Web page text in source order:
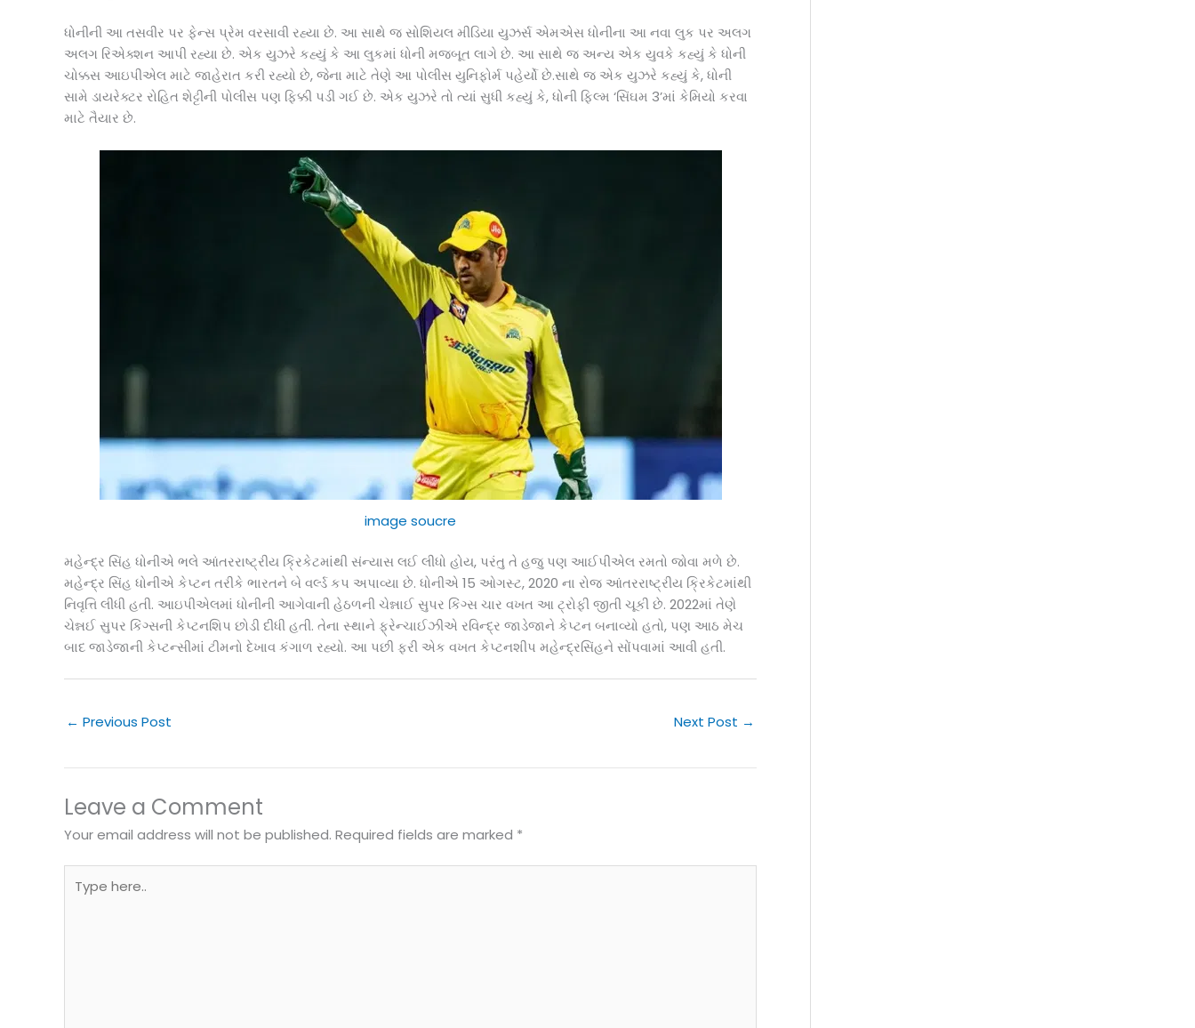
ધોનીની આ તસવીર પર ફેન્સ પ્રેમ વરસાવી રહ્યા છે. આ સાથે જ સોશિયલ મીડિયા યુઝર્સ એમએસ ધોનીના આ નવા લુક પર અલગ
અલગ રિએક્શન આપી રહ્યા છે. એક યુઝરે કહ્યું કે આ લુકમાં ધોની મજબૂત લાગે છે. આ સાથે જ અન્ય એક યુવકે કહ્યું કે ધોની
ચોક્કસ આઇપીએલ માટે જાહેરાત કરી રહ્યો છે, જેના માટે તેણે આ પોલીસ યુનિફોર્મ પહેર્યો છે.સાથે જ એક યુઝરે કહ્યું કે, ધોની
સામે ડાયરેક્ટર રોહિત શેટ્ટીની પોલીસ પણ ફિક્કી પડી ગઈ છે. એક યુઝરે તો ત્યાં સુધી કહ્યું કે, ધોની ફિલ્મ ‘સિંઘમ 3’માં કેમિયો કરવા
માટે તૈયાર છે.
image soucre
મહેન્દ્ર સિંહ ધોનીએ ભલે આંતરરાષ્ટ્રીય ક્રિકેટમાંથી સંન્યાસ લઈ લીધો હોય, પરંતુ તે હજુ પણ આઈપીએલ રમતો જોવા મળે છે.
મહેન્દ્ર સિંહ ધોનીએ કેપ્ટન તરીકે ભારતને બે વર્લ્ડ કપ અપાવ્યા છે. ધોનીએ 15 ઓગસ્ટ, 2020 ના રોજ આંતરરાષ્ટ્રીય ક્રિકેટમાંથી
નિવૃત્તિ લીધી હતી. આઇપીએલમાં ધોનીની આગેવાની હેઠળની ચેન્નાઈ સુપર કિંગ્સ ચાર વખત આ ટ્રોફી જીતી ચૂકી છે. 2022માં તેણે
ચેન્નઈ સુપર કિંગ્સની કેપ્ટનશિપ છોડી દીધી હતી. તેના સ્થાને ફ્રેન્ચાઈઝીએ રવિન્દ્ર જાડેજાને કેપ્ટન બનાવ્યો હતો, પણ આઠ મેચ
બાદ જાડેજાની કેપ્ટન્સીમાં ટીમનો દેખાવ કંગાળ રહ્યો. આ પછી ફરી એક વખત કેપ્ટનશીપ મહેન્દ્રસિંહને સોંપવામાં આવી હતી.
← Previous Post Next Post →
Leave a Comment
Your email address will not be published. Required fields are marked *
here..